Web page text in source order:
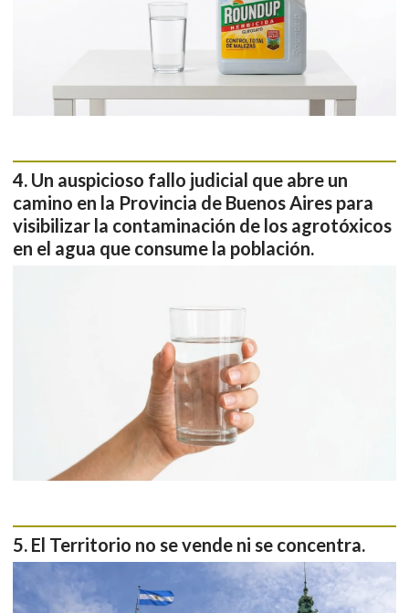
Un auspicioso fallo judicial que abre un
camino en la Provincia de Buenos Aires para
visibilizar la contaminación de los agrotóxicos
en el agua que consume la población.
El Territorio no se vende ni se concentra.